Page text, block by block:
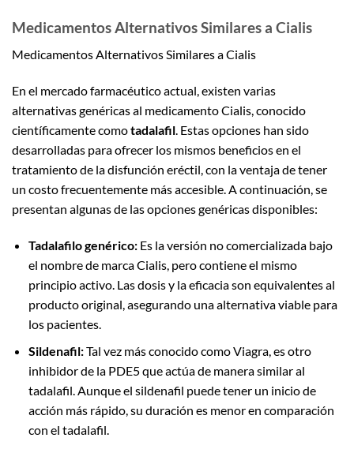
Medicamentos Alternativos Similares a Cialis
Medicamentos Alternativos Similares a Cialis
En el mercado farmacéutico actual, existen varias
alternativas genéricas al medicamento Cialis, conocido
científicamente comotadalafil. Estas opciones han sido
desarrolladas para ofrecer los mismos beneficios en el
tratamiento de la disfunción eréctil, con la ventaja de tener
un costo frecuentemente más accesible. A continuación, se
presentan algunas de las opciones genéricas disponibles:
Tadalafilo genérico:Es la versión no comercializada bajo
el nombre de marca Cialis, pero contiene el mismo
principio activo. Las dosis y la eficacia son equivalentes al
producto original, asegurando una alternativa viable para
los pacientes.
Sildenafil:Tal vez más conocido como Viagra, es otro
inhibidor de la PDE5 que actúa de manera similar al
tadalafil. Aunque el sildenafil puede tener un inicio de
acción más rápido, su duración es menor en comparación
con el tadalafil.